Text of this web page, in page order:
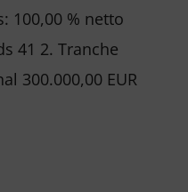
100,00 % netto
41 2. Tranche
300.000,00 EUR